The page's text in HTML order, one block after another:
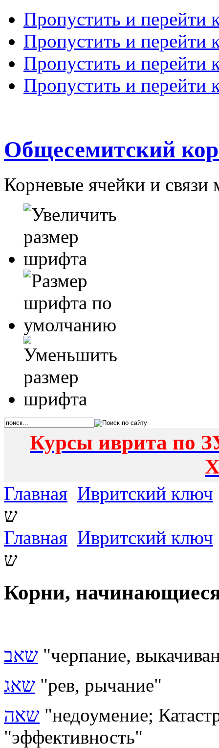
Пропустить и перейти
Пропустить и перейти
Пропустить и перейти
Пропустить и перейти
Общесемитский
Корневые ячейки и
Курсы иврита по
Главная Ивритский ключ
ש
Главная Ивритский ключ
ש
שאב "черпание,
שאג "рев, рычание"
שאה "недоумение;
"эффективность"